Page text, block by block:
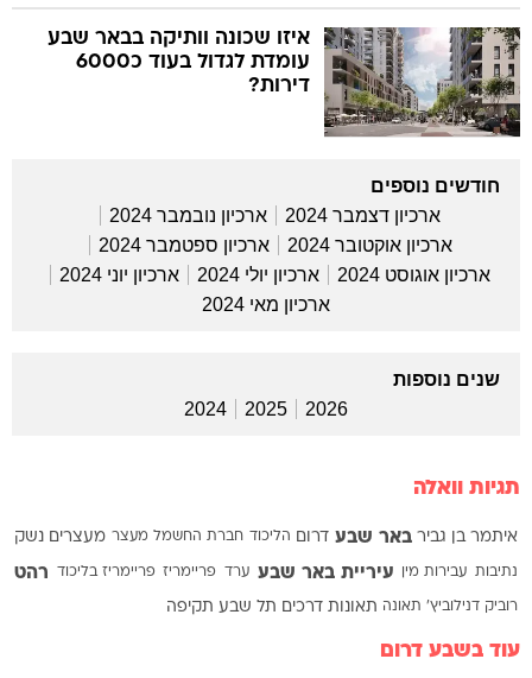
איזו שכונה וותיקה בבאר שבע
עומדת לגדול בעוד כ6000
דירות?
חודשים נוספים
ארכיון דצמבר 2024
ארכיון נובמבר 2024
ארכיון אוקטובר 2024
ארכיון ספטמבר 2024
ארכיון אוגוסט 2024
ארכיון יולי 2024
ארכיון יוני 2024
ארכיון מאי 2024
שנים נוספות
2026
2025
2024
תגיות וואלה
איתמר בן גביר באר שבע דרום הליכוד חברת החשמל מעצר מעצרים נשק
נתיבות עבירות מין עיריית באר שבע ערד פריימריז פריימריז בליכוד רהט
רוביק דנילוביץ' תאונה תאונות דרכים תל שבע תקיפה
עוד בשבע דרום